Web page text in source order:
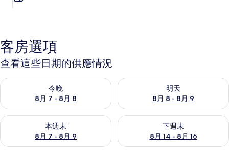
客房選項
查看這些日期的供應情況
今晚
8月 7 - 8月 8
查看今晚 (8月 7 - 8月 8) 的供應情況
明天
8月 8 - 8月 9
查看明天 (8月 8 - 8月 9) 的供
本週末
8月 7 - 8月 9
查看本週末 (8月 7 - 8月 9) 的供應情況
下週末
8月 14 - 8月 16
查看下週末 (8月 14 - 8月 16)